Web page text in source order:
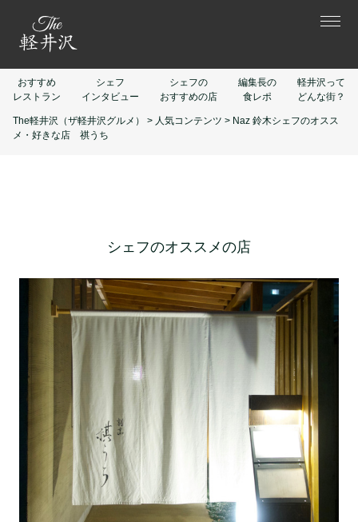
おすすめ
レストラン
シェフ
インタビュー
シェフの
おすすめの店
編集長の
食レポ
軽井沢って
どんな街？
The軽井沢（ザ軽井沢グルメ） > 人気コンテンツ > Naz 鈴木シェフのオスス
メ・好きな店 祺うち
シェフのオススメの店